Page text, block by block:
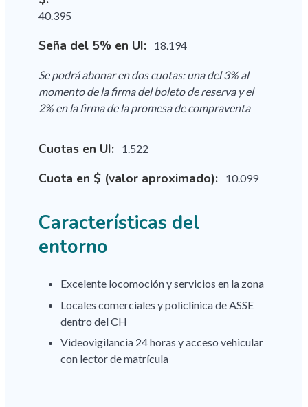
40.395
Seña del 5% en UI: 18.194
Se podrá abonar en dos cuotas: una del 3% al
momento de la firma del boleto de reserva y el
2% en la firma de la promesa de compraventa
Cuotas en UI: 1.522
Cuota en $ (valor aproximado): 10.099
Características del
entorno
Excelente locomoción y servicios en la zona
Locales comerciales y policlínica de ASSE
dentro del CH
Videovigilancia 24 horas y acceso vehicular
con lector de matrícula